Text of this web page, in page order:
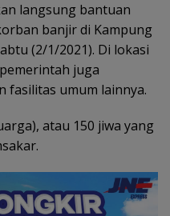
langsung bantuan
banjir di Kampung
(2/1/2021). Di lokasi
juga
fasilitas umum lainnya.
atau 150 jiwa yang